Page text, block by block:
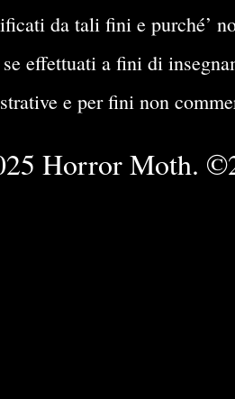
da tali fini e purché’
se effettuati a fini di
e per fini non
Horror Moth.